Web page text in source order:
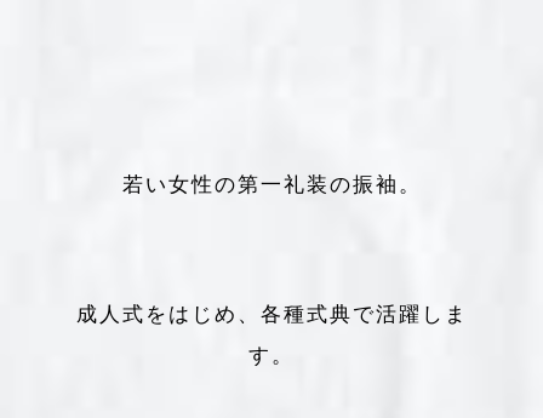
若い女性の第一礼装の振袖。
成人式をはじめ、各種式典で活躍しま
す。